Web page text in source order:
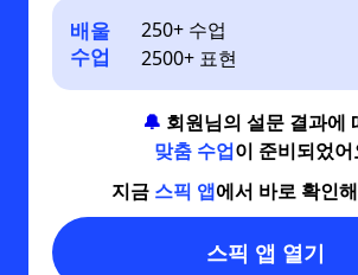
배울
수업
250+ 수업
2500+ 표현
🔔 회원님의 설문 결과에
맞춤 수업이 준비되었어
지금 스픽 앱에서 바로 확인
스픽 앱 열기